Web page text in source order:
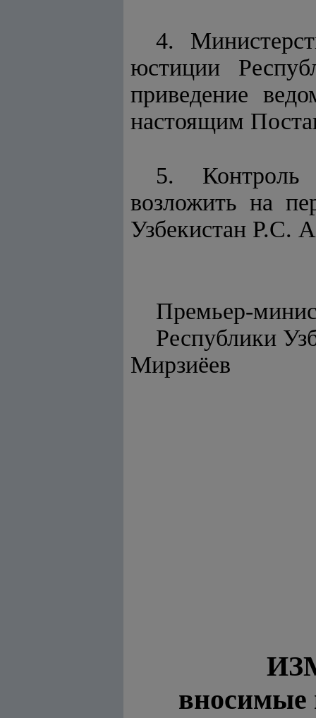
4.
юстиции
приведение
настоящим
5. Контроль
возложить на
Узбекистан Р.С.
Премьер-
Мирзиёев
вносимые